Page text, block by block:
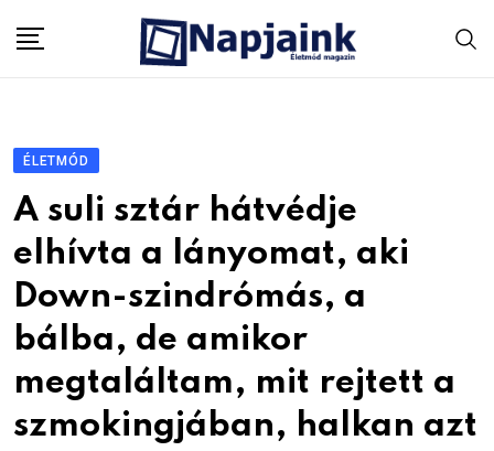
ÉLETMÓD
A suli sztár hátvédje
elhívta a lányomat, aki
Down-szindrómás, a
bálba, de amikor
megtaláltam, mit rejtett a
szmokingjában, halkan azt